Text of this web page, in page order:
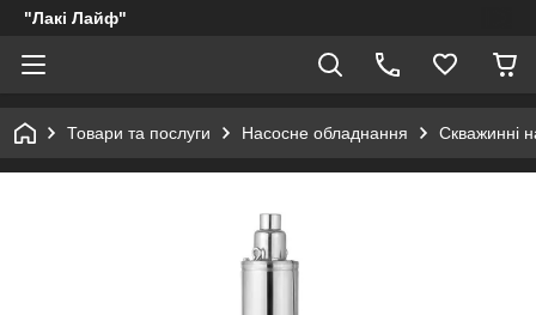
"Лакі Лайф"
Товари та послуги Насосне обладнання Скважинні